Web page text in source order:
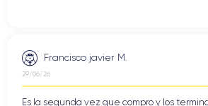
Francisco javier M.
29/06/26
Es la segunda vez que compro y los